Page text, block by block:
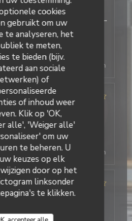
cookies
gebruikt om uw
te analyseren, het
te meten,
te bieden (bijv.
aan sociale
of
of inhoud weer
Klik op 'OK,
alle', 'Weiger alle'
om uw
te beheren. U
keuzes op elk
door op het
linksonder
te klikken.
deze beoordeling gereageerd
plaisir de vous revoir, la direction
2
: 4/5 Keuken :5/5
deze beoordeling gereageerd
plaisir de vous revoir, la direction
4